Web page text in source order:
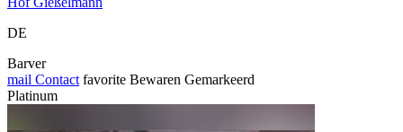
DE
Barver
mail Contact favorite Bewaren Gemarkeerd
Platinum